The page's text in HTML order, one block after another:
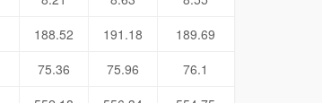
188.52 191.18
189.69
75.36 75.96
76.1